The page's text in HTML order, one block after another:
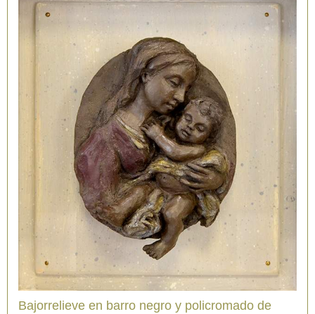
Bajorrelieve en barro negro y policromado de